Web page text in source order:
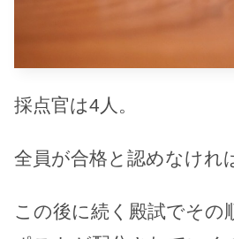
採点官は4人。
全員が合格と認めなけれ
この後に続く殿試でその